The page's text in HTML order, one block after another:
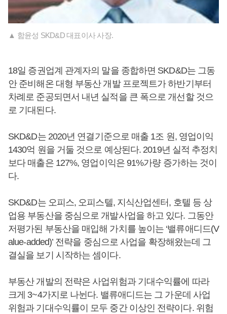
▲ 함윤성 SKD&D 대표이사 사장.
18일 증권업계 관계자의 말을 종합하면 SKD&D는 그동
안 준비해온 대형 부동산 개발 프로젝트가 하반기부터
차례로 준공되면서 내년 실적을 큰 폭으로 개선할 것으
로 기대된다.
SKD&D는 2020년 연결기준으로 매출 1조 원, 영업이익
1430억 원을 거둘 것으로 예상된다. 2019년 실적 추정치
보다 매출은 127%, 영업이익은 91%가량 증가하는 것이
다.
SKD&D는 오피스, 오피스텔, 지식산업센터, 호텔 등 상
업용 부동산을 중심으로 개발사업을 하고 있다. 그동안
저평가된 부동산을 매입해 가치를 높이는 ‘밸류애디드(V
alue-added)’ 전략을 중심으로 사업을 확장해왔는데 그
결실을 보기 시작하는 셈이다.
부동산 개발의 전략은 사업위험과 기대수익률에 따라
크게 3~4가지로 나뉜다. 밸류애디드는 그 가운데 사업
위험과 기대수익률이 모두 중간 이상인 전략이다. 위험